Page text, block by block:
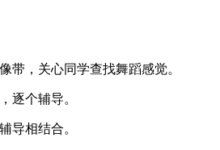
带，关心同学查找舞蹈感觉。
逐个辅导。
导相结合。